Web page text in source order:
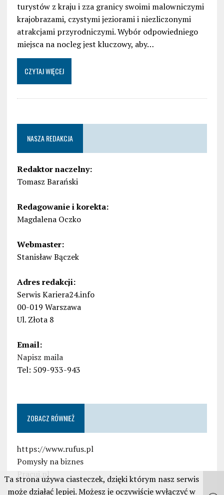
turystów z kraju i zza granicy swoimi malowniczymi
krajobrazami, czystymi jeziorami i niezliczonymi
atrakcjami przyrodniczymi. Wybór odpowiedniego
miejsca na nocleg jest kluczowy, aby…
CZYTAJ WIĘCEJ
NASZA REDAKCJA
Redaktor naczelny:
Tomasz Barański
Redagowanie i korekta:
Magdalena Oczko
Webmaster:
Stanisław Bączek
Adres redakcji:
Serwis Kariera24.info
00-019 Warszawa
Ul. Złota 8
Email:
Napisz maila
Tel: 509-933-943
ZOBACZ RÓWNIEŻ
https://www.rufus.pl
Pomysły na biznes
Pracuj.pl
Ta strona używa ciasteczek, dzięki którym nasz serwis
może działać lepiej. Możesz je oczywiście wyłączyć w